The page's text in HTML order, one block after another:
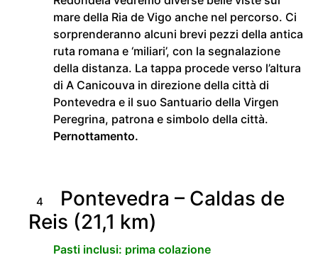
mare della Ria de Vigo anche nel percorso. Ci
sorprenderanno alcuni brevi pezzi della antica
ruta romana e ‘miliari’, con la segnalazione
della distanza. La tappa procede verso l’altura
di A Canicouva in direzione della città di
Pontevedra e il suo Santuario della Virgen
Peregrina, patrona e simbolo della città.
Pernottamento.
4
Pontevedra – Caldas de
Reis (21,1 km)
Pasti inclusi: prima colazione